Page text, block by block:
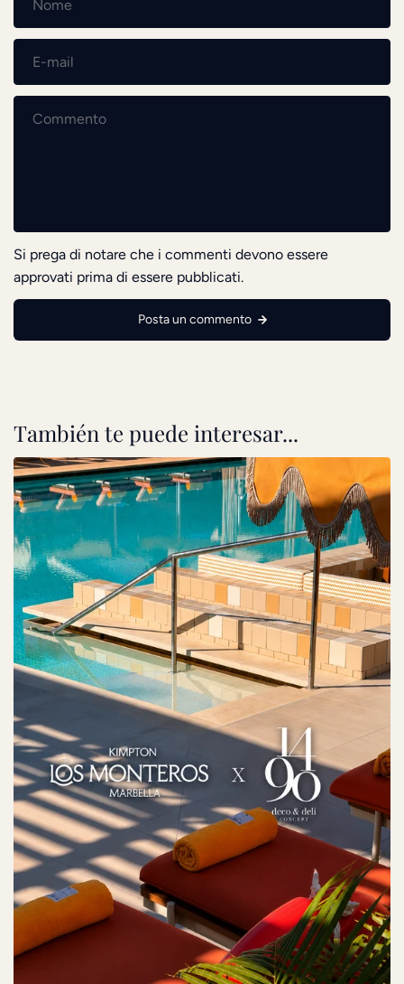
Si prega di notare che i commenti devono essere
approvati prima di essere pubblicati.
Posta un commento
También te puede interesar...